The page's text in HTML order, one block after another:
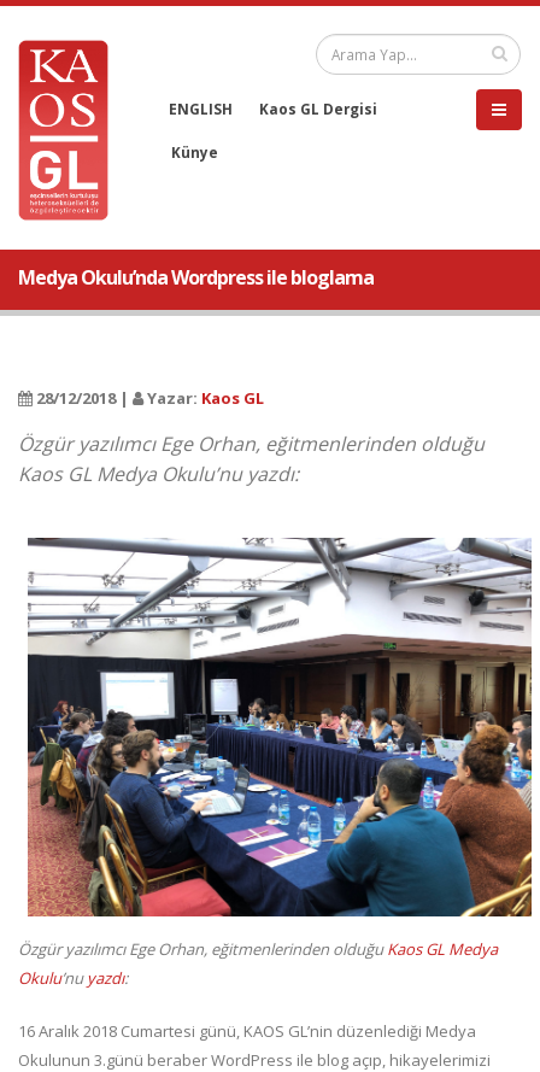
ENGLISH Kaos GL Dergisi
Künye
Medya Okulu’nda Wordpress ile bloglama
28/12/2018 | Yazar: Kaos GL
Özgür yazılımcı Ege Orhan, eğitmenlerinden olduğu
Kaos GL Medya Okulu’nu yazdı:
Özgür yazılımcı Ege Orhan, eğitmenlerinden olduğuKaos GL Medya
Okulu’nuyazdı:
16 Aralık 2018 Cumartesi günü, KAOS GL’nin düzenlediği Medya
Okulunun 3.günü beraber WordPress ile blog açıp, hikayelerimizi